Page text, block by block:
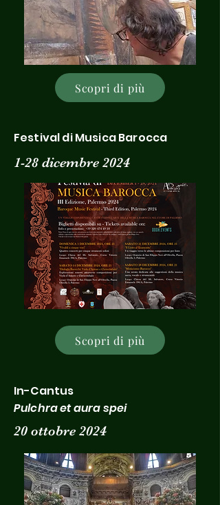
Scopri di più
Festival di Musica Barocca
1-28 dicembre 2024
Scopri di più
In-Cantus
Pulchra et aura spei
20 ottobre 2024